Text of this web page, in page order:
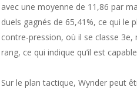
avec une moyenne de 11,86 par
duels gagnés de 65,41%, ce qui le
contre-pression, où il se classe
rang, ce qui indique qu’il est
Sur le plan tactique, Wynder peut